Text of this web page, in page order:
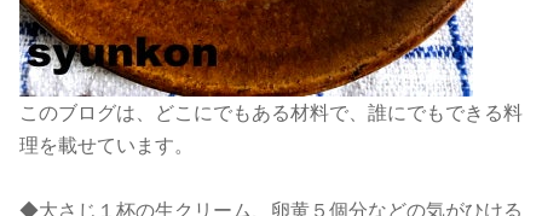
このブログは、どこにでもある材料で、誰にでもできる料
理を載せています。
◆大さじ１杯の生クリーム、卵黄５個分などの気がひける